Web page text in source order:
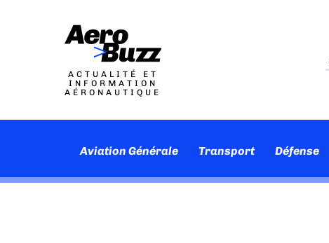
ACTUALITÉ ET
INFORMATION
AÉRONAUTIQUE
Aviation Générale Transport Défense